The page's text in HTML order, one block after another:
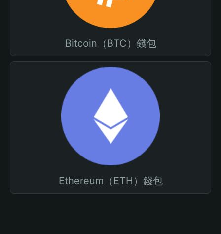
Bitcoin（BTC）錢包
Ethereum（ETH）錢包